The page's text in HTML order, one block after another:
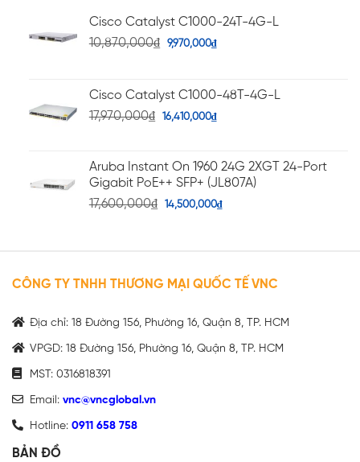
Cisco Catalyst C1000-24T-4G-L
10,870,000₫ 9,970,000₫
Cisco Catalyst C1000-48T-4G-L
17,970,000₫ 16,410,000₫
Aruba Instant On 1960 24G 2XGT 24-Port
Gigabit PoE++ SFP+ (JL807A)
17,600,000₫ 14,500,000₫
CÔNG TY TNHH THƯƠNG MẠI QUỐC TẾ VNC
Địa chỉ: 18 Đường 156, Phường 16, Quận 8, TP. HCM
VPGD: 18 Đường 156, Phường 16, Quận 8, TP. HCM
MST: 0316818391
Email: vnc@vncglobal.vn
Hotline: 0911 658 758
BẢN ĐỒ